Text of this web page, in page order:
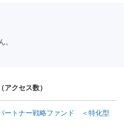
。
（アクセス数）
ートナー戦略ファンド ＜特化型